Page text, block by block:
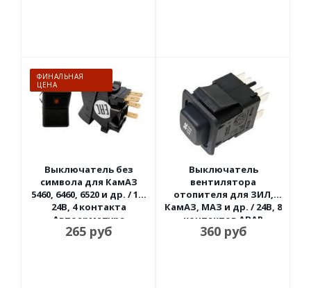
ФИНАЛЬНАЯ
ЦЕНА
Выключатель без
символа для КамАЗ
5460, 6460, 6520 и др. / 12-
24В, 4 контакта
Автоарматура
265руб
Выключатель
вентилятора
отопителя для ЗИЛ,
КамАЗ, МАЗ и др. / 24В, 8
контактов АВАР
360руб